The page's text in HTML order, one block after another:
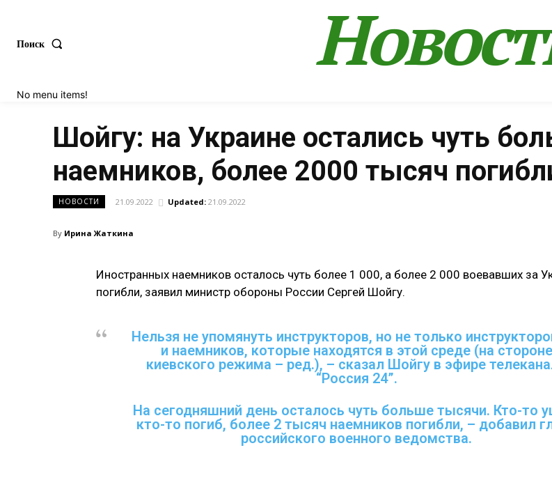
Поиск
No menu items!
Шойгу: на Украине остались чуть
наемников, более 2000 тысяч
НОВОСТИ 21.09.2022 Updated: 21.09.2022
By Ирина Жаткина
Иностранных наемников осталось чуть более 1 000, а более 2 000 воевавших за
погибли, заявил министр обороны России Сергей Шойгу.
Нельзя не упомянуть инструкторов, но не только
и наемников, которые находятся в этой среде (на стороне
киевского режима – ред.), – сказал Шойгу в эфире
“Россия 24”.
На сегодняшний день осталось чуть больше тысячи. Кто-то
кто-то погиб, более 2 тысяч наемников погибли, – добавил
российского военного ведомства.